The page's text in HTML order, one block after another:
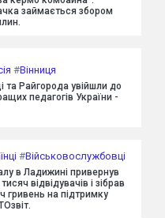
займається збором
#Вінниця
та Райгорода увійшли до
педагогів України -
#Військовослужбовці
в Ладижині привернув
відвідувачів і зібрав
гривень на підтримку